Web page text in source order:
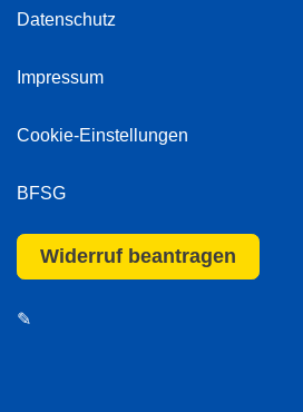
Datenschutz
Impressum
Cookie-Einstellungen
BFSG
Widerruf beantragen
✎